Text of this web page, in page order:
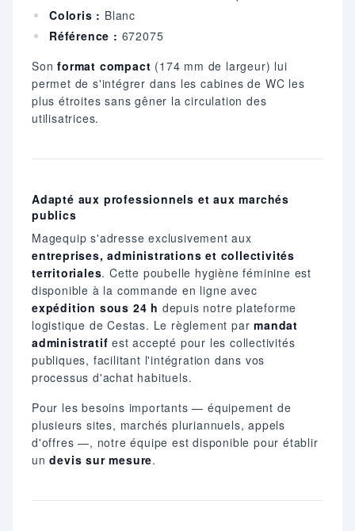
Coloris : Blanc
Référence : 672075
Sonformat compact (174 mm de largeur) lui
permet de s'intégrer dans les cabines de WC les
plus étroites sans gêner la circulation des
utilisatrices.
Adapté aux professionnels et aux marchés
publics
Magequip s'adresse exclusivement aux
entreprises, administrations et collectivités
territoriales. Cette poubelle hygiène féminine est
disponible à la commande en ligne avec
expédition sous 24 h depuis notre plateforme
logistique de Cestas. Le règlement parmandat
administratif est accepté pour les collectivités
publiques, facilitant l'intégration dans vos
processus d'achat habituels.
Pour les besoins importants — équipement de
plusieurs sites, marchés pluriannuels, appels
d'offres —, notre équipe est disponible pour établir
undevis sur mesure.